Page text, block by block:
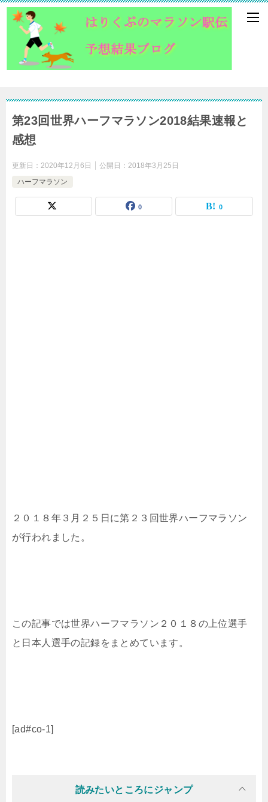
第23回世界ハーフマラソン2018結果速報と
感想
更新日： 2020年12月6日 公開日： 2018年3月25日
ハーフマラソン
0 0
２０１８年３月２５日に第２３回世界ハーフマラソン
が行われました。
この記事では世界ハーフマラソン２０１８の上位選手
と日本人選手の記録をまとめています。
[ad#co-1]
読みたいところにジャンプ